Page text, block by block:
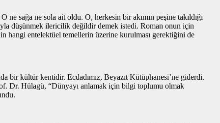
sağa ne sola ait oldu. O, herkesin bir akımın peşine takıldığı
düşünmek ilericilik değildir demek istedi. Roman onun için
hangi entelektüel temellerin üzerine kurulması gerektiğini de
bir kültür kentidir. Ecdadımız, Beyazıt Kütüphanesi’ne giderdi.
Dr. Hülagü, “Dünyayı anlamak için bilgi toplumu olmak